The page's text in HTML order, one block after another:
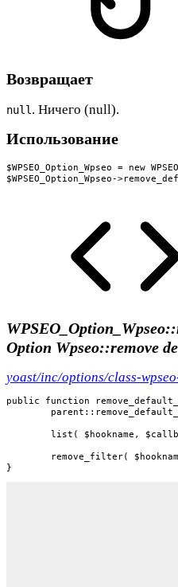
Возвращает
null . Ничего (null).
Использование
$WPSEO_Option_Wpseo = new
$WPSEO_Option_Wpseo-
Option Wpseo::remove
yoast/inc/options/class-
public function
}